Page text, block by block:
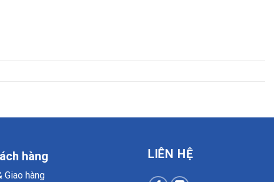
hàng
Giao hàng
LIÊN HỆ